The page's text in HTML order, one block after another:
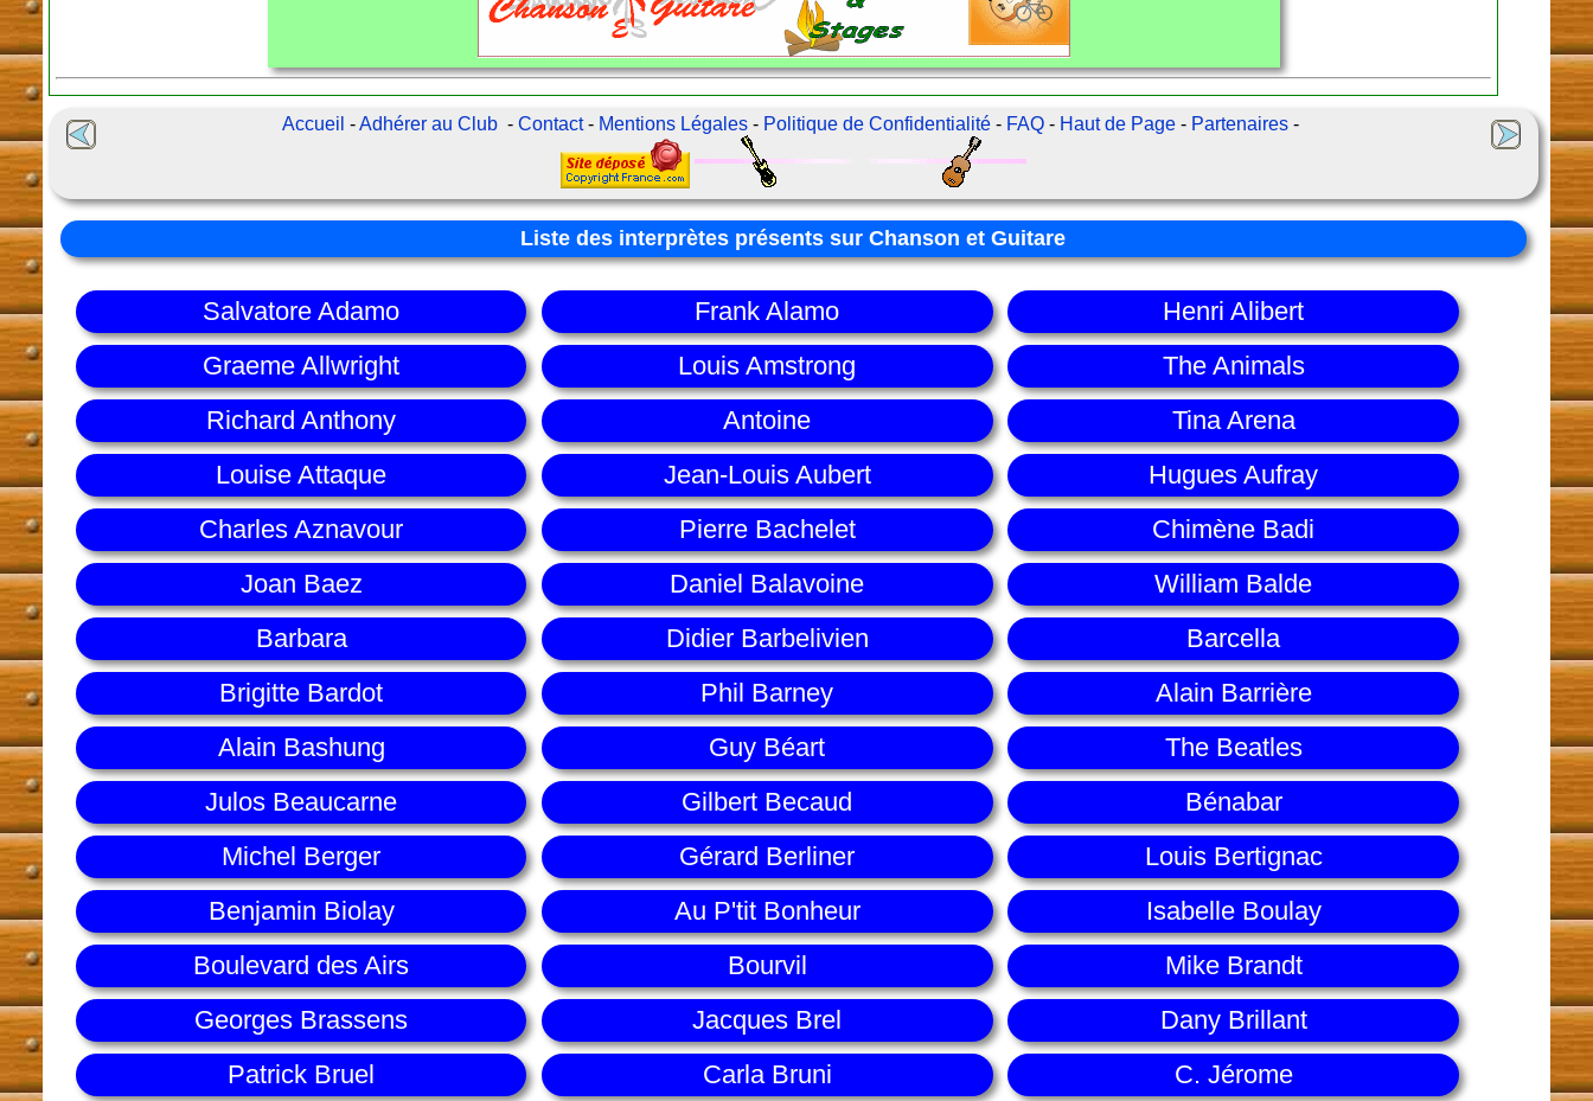
Accueil -Adhérer au Club -Contact- Mentions Légales - Politique de Confidentialité - FAQ - Haut de Page - Partenaires -
Liste des interprètes présents sur Chanson et Guitare
Salvatore Adamo Frank Alamo
Henri Alibert
Graeme Allwright
Louis Amstrong
The Animals
Richard Anthony
Antoine
Tina Arena
Louise Attaque
Jean-Louis Aubert
Hugues Aufray
Charles Aznavour
Pierre Bachelet
Chimène Badi
Joan Baez
Daniel Balavoine
William Balde
Barbara
Didier Barbelivien
Barcella
Brigitte Bardot
Phil Barney
Alain Barrière
Alain Bashung
Guy Béart
The Beatles
Julos Beaucarne
Gilbert Becaud
Bénabar
Michel Berger
Gérard Berliner
Louis Bertignac
Benjamin Biolay
Au P'tit Bonheur
Isabelle Boulay
Boulevard des Airs
Bourvil
Mike Brandt
Georges Brassens
Jacques Brel
Dany Brillant
Patrick Bruel
Carla Bruni C. Jérome